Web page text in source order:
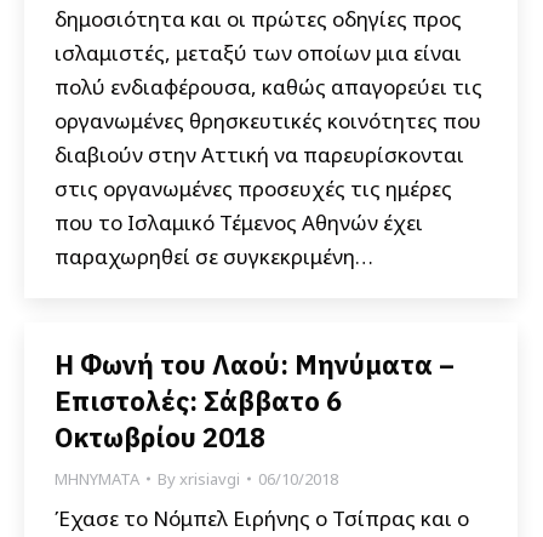
δημοσιότητα και οι πρώτες οδηγίες προς
ισλαμιστές, μεταξύ των οποίων μια είναι
πολύ ενδιαφέρουσα, καθώς απαγορεύει τις
οργανωμένες θρησκευτικές κοινότητες που
διαβιούν στην Αττική να παρευρίσκονται
στις οργανωμένες προσευχές τις ημέρες
που το Ισλαμικό Τέμενος Αθηνών έχει
παραχωρηθεί σε συγκεκριμένη…
Η Φωνή του Λαού: Μηνύματα –
Επιστολές: Σάββατο 6
Οκτωβρίου 2018
ΜΗΝΥΜΑΤΑ Byxrisiavgi 06/10/2018
Έχασε το Νόμπελ Ειρήνης ο Τσίπρας και ο